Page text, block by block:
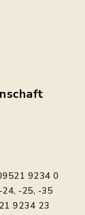
9234 0
-25, -35
9234 23